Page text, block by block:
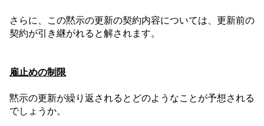
さらに、この黙示の更新の契約内容については、更新前の
契約が引き継がれると解されます。
雇止めの制限
黙示の更新が繰り返されるとどのようなことが予想される
でしょうか。